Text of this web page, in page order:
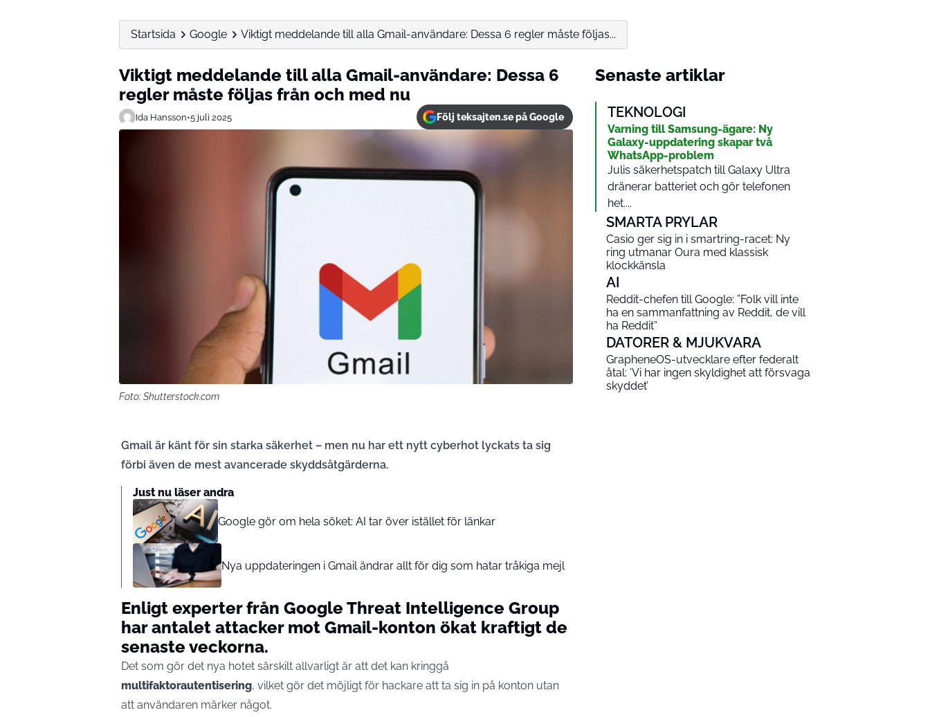
Startsida Google Viktigt meddelande till alla Gmail-användare: Dessa 6 regler måste följas...
Viktigt meddelande till alla Gmail-användare: Dessa 6
regler måste följas från och med nu
Ida Hansson•5 juli 2025 Följ teksajten.se på Google
Foto: Shutterstock.com
Gmail är känt för sin starka säkerhet – men nu har ett nytt cyberhot lyckats ta sig
förbi även de mest avancerade skyddsåtgärderna.
Just nu läser andra
Google gör om hela söket: AI tar över istället för länkar
Nya uppdateringen i Gmail ändrar allt för dig som hatar tråkiga mejl
Enligt experter från Google Threat Intelligence Group
har antalet attacker mot Gmail-konton ökat kraftigt de
senaste veckorna.
Det som gör det nya hotet särskilt allvarligt är att det kan kringgå
multifaktorautentisering, vilket gör det möjligt för hackare att ta sig in på konton utan
att användaren märker något.
Senaste artiklar
TEKNOLOGI
Varning till Samsung-ägare: Ny
Galaxy-uppdatering skapar två
WhatsApp-problem
Julis säkerhetspatch till Galaxy Ultra
dränerar batteriet och gör telefonen
het....
SMARTA PRYLAR
Casio ger sig in i smartring-racet: Ny
ring utmanar Oura med klassisk
klockkänsla
AI
Reddit-chefen till Google: ”Folk vill inte
ha en sammanfattning av Reddit, de vill
ha Reddit”
DATORER & MJUKVARA
GrapheneOS-utvecklare efter federalt
åtal: ’Vi har ingen skyldighet att försvaga
skyddet’